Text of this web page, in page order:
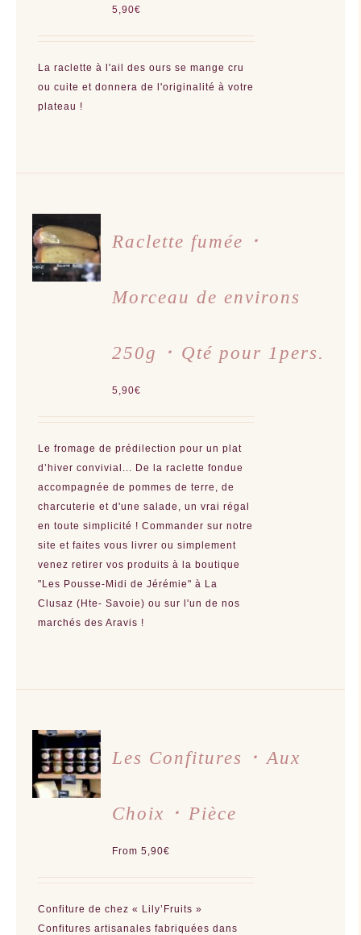
5,90€
La raclette à l'ail des ours se mange cru
ou cuite et donnera de l'originalité à votre
plateau !
AU
PANIER
/
DÉTAILS
Raclette fumée ･
Morceau de environs
250g ･ Qté pour 1pers.
5,90€
Le fromage de prédilection pour un plat
d’hiver convivial... De la raclette fondue
accompagnée de pommes de terre, de
charcuterie et d'une salade, un vrai régal
en toute simplicité ! Commander sur notre
site et faites vous livrer ou simplement
venez retirer vos produits à la boutique
"Les Pousse-Midi de Jérémie" à La
Clusaz (Hte- Savoie) ou sur l'un de nos
marchés des Aravis !
CHOIX
DES
OPTIONS
CE
PRODUIT
A
PLUSIEURS
CHOISIES
LA
PAGE
DU
/
DÉTAILS
Les Confitures ･ Aux
Choix ･ Pièce
From 5,90€
Confiture de chez « Lily’Fruits »
Confitures artisanalesfabriquées dans